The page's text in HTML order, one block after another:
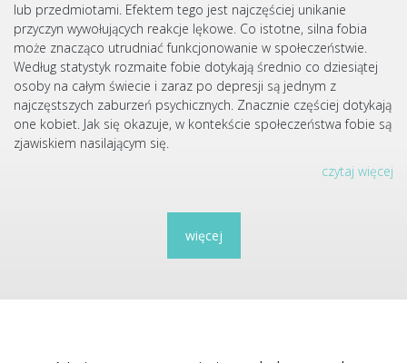
lub przedmiotami. Efektem tego jest najczęściej unikanie
przyczyn wywołujących reakcje lękowe. Co istotne, silna fobia
może znacząco utrudniać funkcjonowanie w społeczeństwie.
Według statystyk rozmaite fobie dotykają średnio co dziesiątej
osoby na całym świecie i zaraz po depresji są jednym z
najczęstszych zaburzeń psychicznych. Znacznie częściej dotykają
one kobiet. Jak się okazuje, w kontekście społeczeństwa fobie są
zjawiskiem nasilającym się.
czytaj więcej
więcej